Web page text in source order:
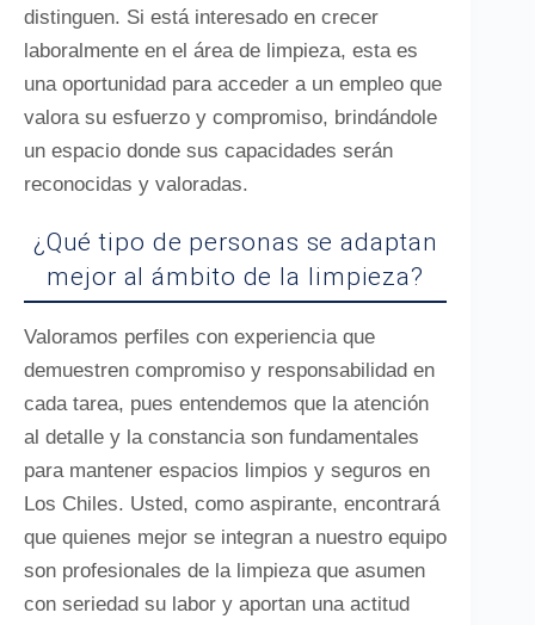
distinguen. Si está interesado en crecer
laboralmente en el área de limpieza, esta es
una oportunidad para acceder a un empleo que
valora su esfuerzo y compromiso, brindándole
un espacio donde sus capacidades serán
reconocidas y valoradas.
¿Qué tipo de personas se adaptan
mejor al ámbito de la limpieza?
Valoramos perfiles con experiencia que
demuestren compromiso y responsabilidad en
cada tarea, pues entendemos que la atención
al detalle y la constancia son fundamentales
para mantener espacios limpios y seguros en
Los Chiles. Usted, como aspirante, encontrará
que quienes mejor se integran a nuestro equipo
son profesionales de la limpieza que asumen
con seriedad su labor y aportan una actitud